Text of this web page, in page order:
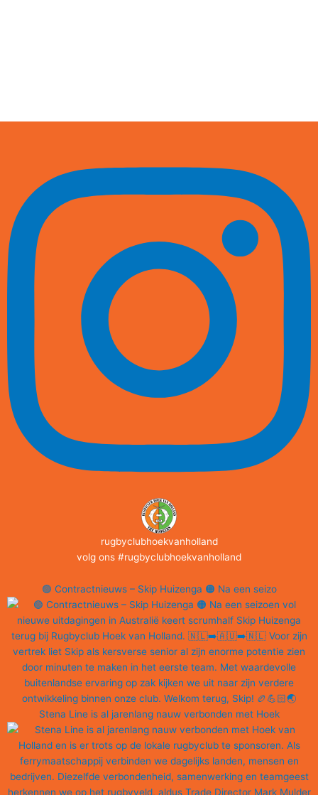
rugbyclubhoekvanholland
volg ons #rugbyclubhoekvanholland
🟢 Contractnieuws – Skip Huizenga 🟠 Na een seizo
Stena Line is al jarenlang nauw verbonden met Hoek